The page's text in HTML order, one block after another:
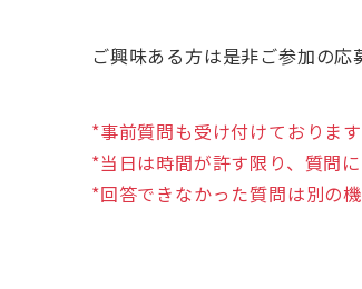
ご興味ある方は是非ご参加の応
*事前質問も受け付けておりま
*当日は時間が許す限り、質問に
*回答できなかった質問は別の機